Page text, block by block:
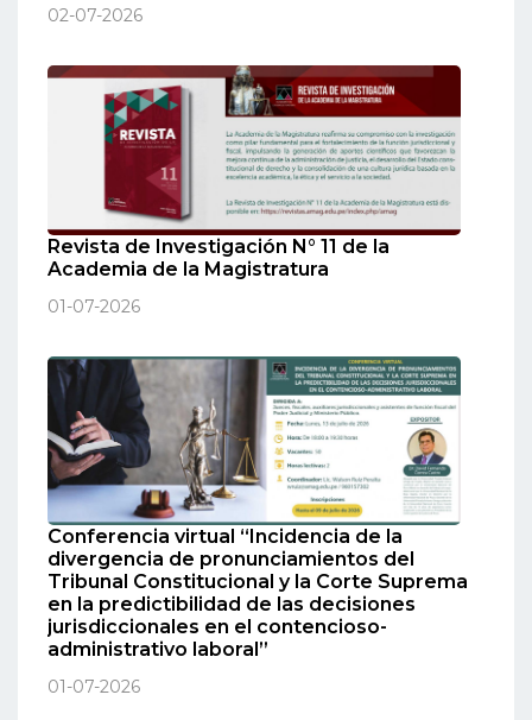
02-07-2026
Revista de Investigación N° 11 de la
Academia de la Magistratura
01-07-2026
Conferencia virtual “Incidencia de la
divergencia de pronunciamientos del
Tribunal Constitucional y la Corte Suprema
en la predictibilidad de las decisiones
jurisdiccionales en el contencioso-
administrativo laboral”
01-07-2026